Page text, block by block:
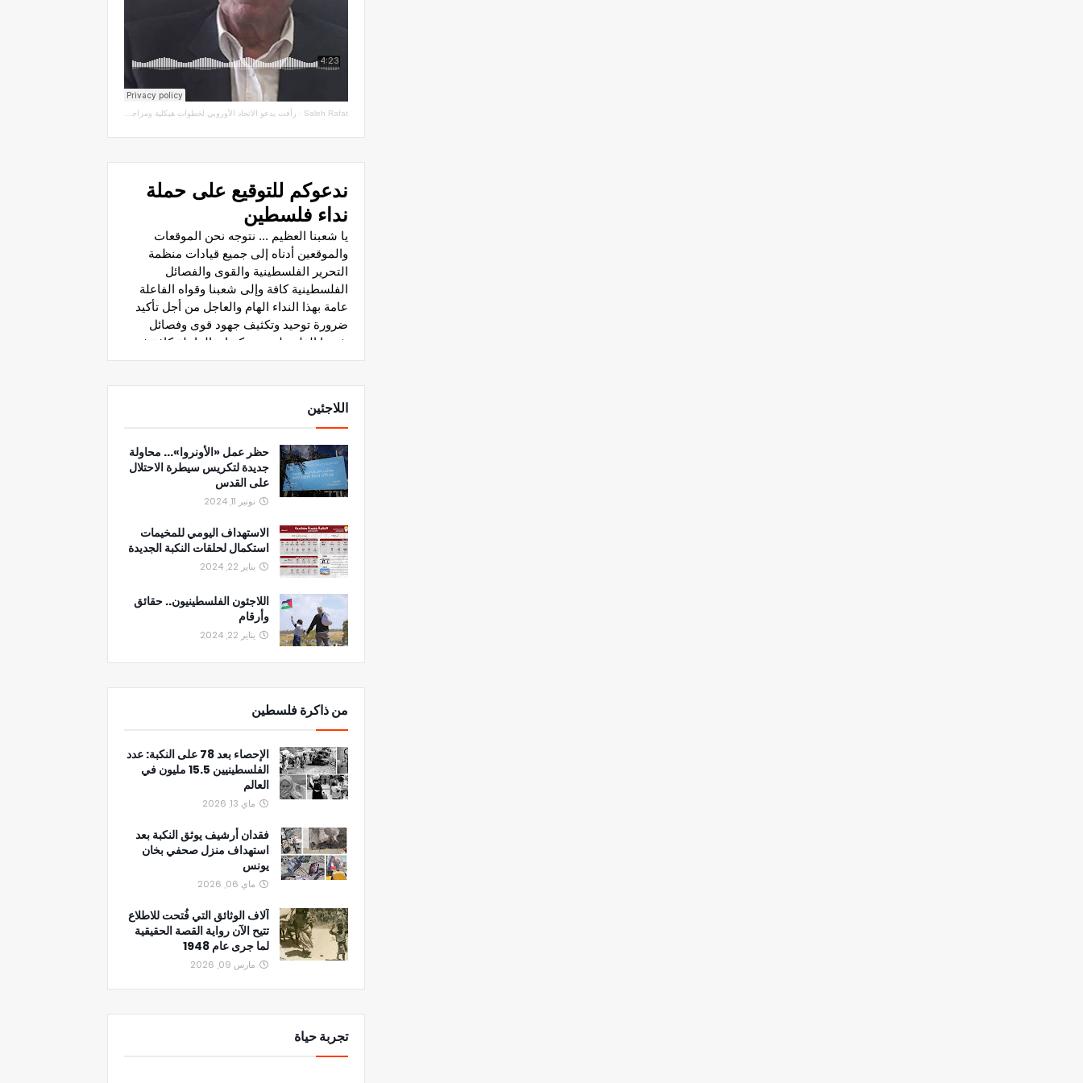
Saleh Rafat
· رأفت يدعو الاتحاد الأوروبي لخطوات هيكلية ومراجعة اتفاقيات الشراكة مع سلطة الاحتلال
اللاجئين
حظر عمل «الأونروا»... محاولة
جديدة لتكريس سيطرة الاحتلال
على القدس
نونبر 11, 2024
الاستهداف اليومي للمخيمات
استكمال لحلقات النكبة الجديدة
يناير 22, 2024
اللاجئون الفلسطينيون.. حقائق
وأرقام
يناير 22, 2024
من ذاكرة فلسطين
الإحصاء بعد 78 على النكبة: عدد
الفلسطينيين 15.5 مليون في
العالم
ماي 13, 2026
فقدان أرشيف يوثق النكبة بعد
استهداف منزل صحفي بخان
يونس
ماي 06, 2026
آلاف الوثائق التي فُتحت للاطلاع
تتيح الآن رواية القصة الحقيقية
لما جرى عام 1948
مارس 09, 2026
تجربة حياة